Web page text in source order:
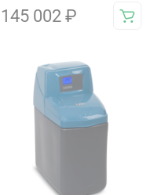
145 002 ₽